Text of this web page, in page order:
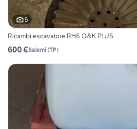
5
Ricambi escavatore RH6 O&K PLUS
600 €Salemi(TP)